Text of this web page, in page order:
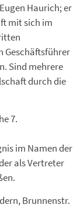
Haurich; er
mit sich im
Geschäftsführer
Sind mehrere
durch die
7.
im Namen der
als Vertreter
Brunnenstr.